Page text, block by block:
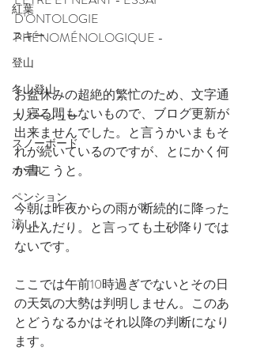
紅葉
スキー
登山
冬山登山
スノーシュー
スノーボード
ホテル
ペンション
涼しい
D'ONTOLOGIE
PHÉNOMÉNOLOGIQUE -
お盆休みの超絶的繁忙のため、文字通
り寝る間もないもので、ブログ更新が
出来ませんでした。と言うかいまもそ
れが続いているのですが、とにかく何
か書こうと。
今朝は昨夜からの雨が断続的に降った
り止んだり。と言っても土砂降りでは
ないです。
ここでは午前10時過ぎでないとその日
の天気の大勢は判明しません。このあ
とどうなるかはそれ以降の判断になり
ます。